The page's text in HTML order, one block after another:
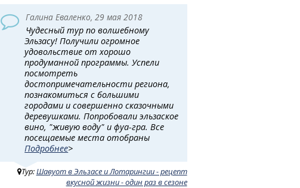
Галина Еваленко, 29 мая 2018
Чудесный тур по волшебному
Эльзасу! Получили огромное
удовольствие от хорошо
продуманной программы. Успели
посмотреть
достопримечательности региона,
познакомиться с большими
городами и совершенно сказочными
деревушками. Попробовали эльзаское
вино, "живую воду" и фуа-гра. Все
посещаемые места отобраны
Подробнее>
Тур:Шавуот в Эльзасе и Лотарингии - рецепт
вкусной жизни - один раз в сезоне